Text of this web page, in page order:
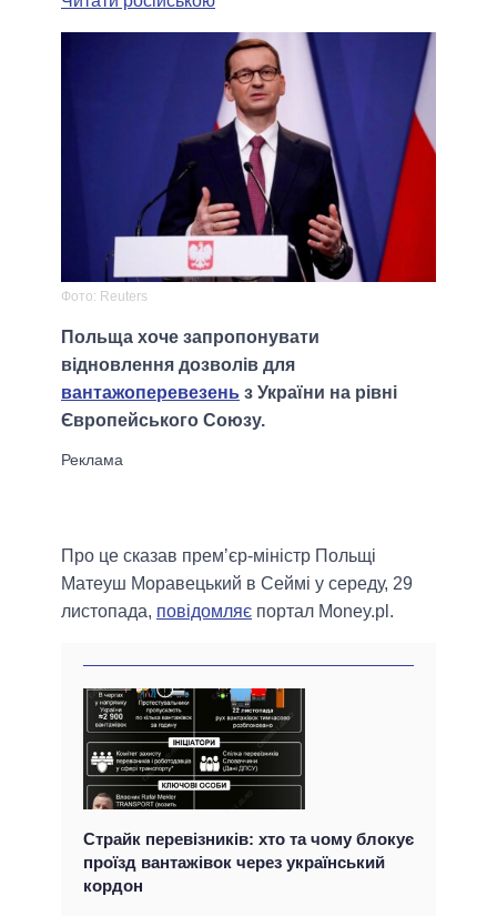
Фото: Reuters
Польща хоче запропонувати
відновлення дозволів для
вантажоперевезень з України на рівні
Європейського Союзу.
Про це сказав премʼєр-міністр Польщі
Матеуш Моравецький в Сеймі у середу, 29
листопада, повідомляє портал Money.pl.
Страйк перевізників: хто та чому блокує
проїзд вантажівок через український
кордон